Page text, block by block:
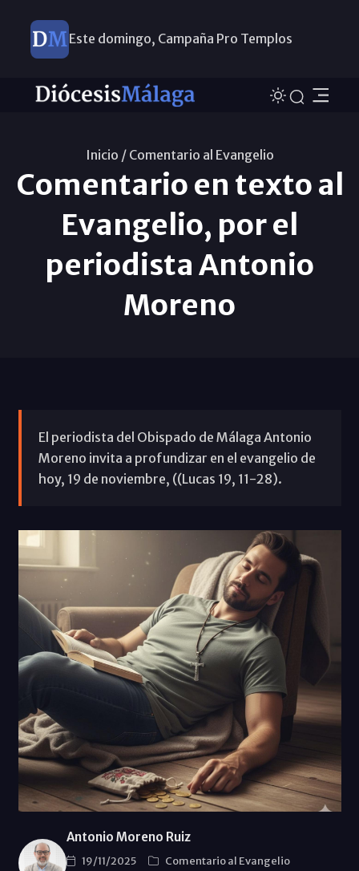
Este domingo, Campaña Pro Templos
Inicio / Comentario al Evangelio
Comentario en texto al
Evangelio, por el
periodista Antonio
Moreno
El periodista del Obispado de Málaga Antonio
Moreno invita a profundizar en el evangelio de
hoy, 19 de noviembre, ((Lucas 19, 11-28).
Antonio Moreno Ruiz
19/11/2025
Comentario al Evangelio